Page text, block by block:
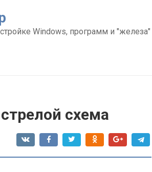
Windows, программ и "железа"
схема